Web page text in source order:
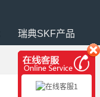
瑞典SKF产品